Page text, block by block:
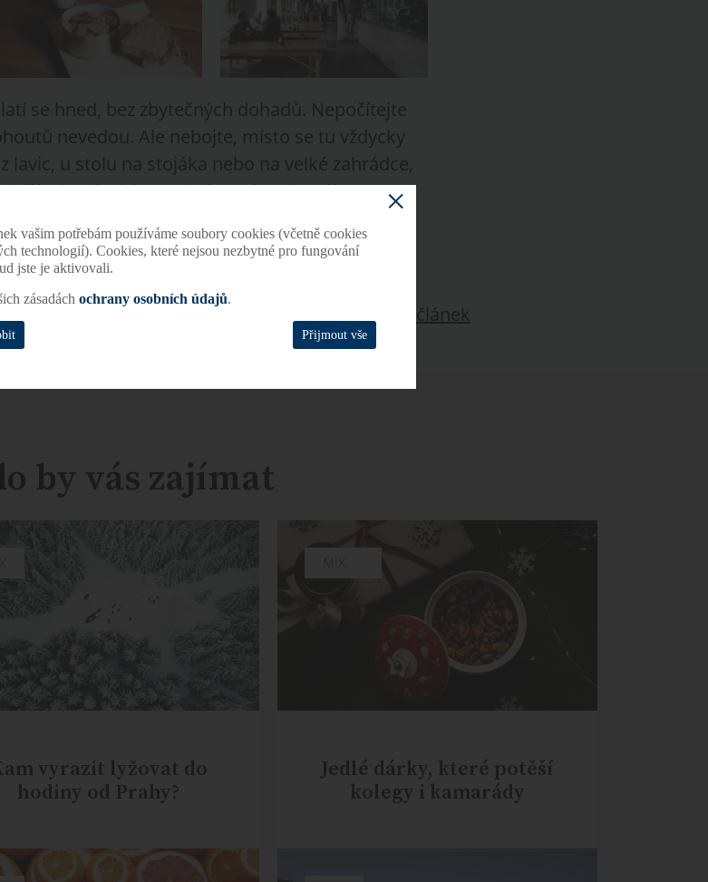
se hned, bez zbytečných dohadů. Nepočítejte
nevedou. Ale nebojte, místo se tu vždycky
lavic, u stolu na stojáka nebo na velké zahrádce,
karlínským podnikem, který stojí za
Další článek
by vás zajímat
vyrazit lyžovat do
hodiny od Prahy?
Jedlé dárky, které potěší
kolegy i kamarády
vašim potřebám používáme soubory cookies (včetně cookies
technologií). Cookies, které nejsou nezbytné pro fungování
jste je aktivovali.
zásadách ochrany osobních údajů.
Přijmout vše